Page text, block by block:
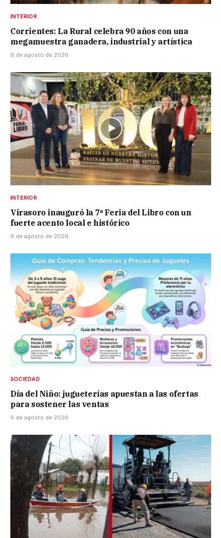
INTERIOR
Corrientes: La Rural celebra 90 años con una
megamuestra ganadera, industrial y artística
6 de agosto de 2026
INTERIOR
Virasoro inauguró la 7ª Feria del Libro con un
fuerte acento local e histórico
6 de agosto de 2026
SOCIEDAD
Día del Niño: jugueterías apuestan a las ofertas
para sostener las ventas
6 de agosto de 2026